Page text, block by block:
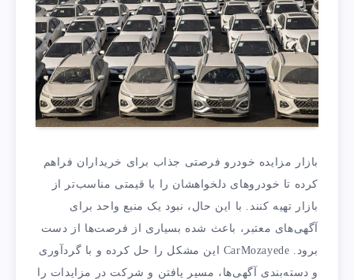
بازار مزایده خودرو فرصتی جذاب برای خریداران فراهم
کرده تا خودروهای دلخواهشان را با قیمتی مناسب‌تر از
بازار تهیه کنند. با این حال، نبود یک منبع واحد برای
آگهی‌های معتبر، باعث شده بسیاری از فرصت‌ها از دست
برود. CarMozayede این مشکل را حل کرده و با گردآوری
و دسته‌بندی آگهی‌ها، مسیر یافتن و شرکت در مزایدات را